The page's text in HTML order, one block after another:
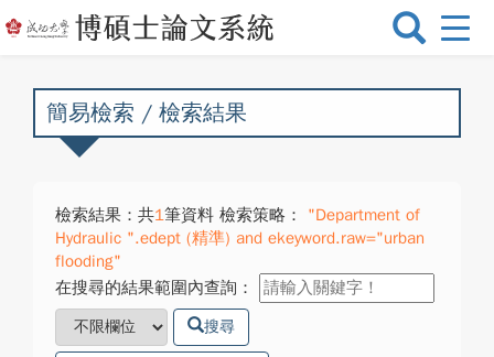
選
換
簡易檢索 / 檢索結果
檢索結果：共1筆資料 檢索策略：
"Department of
Hydraulic ".edept (精準) and ekeyword.raw="urban
flooding"
在搜尋的結果範圍內查詢：
搜尋